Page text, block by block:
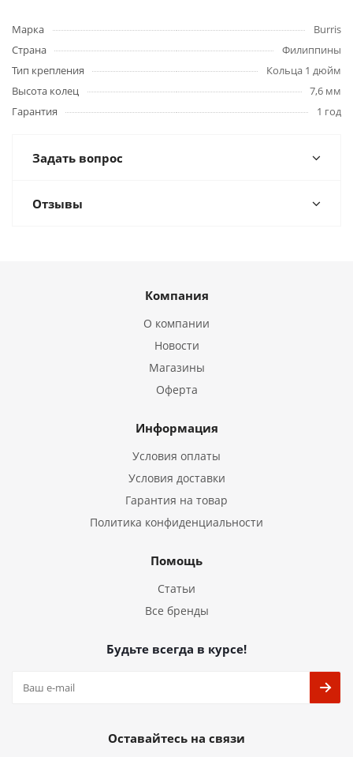
Марка
Burris
Страна
Филиппины
Тип крепления
Кольца 1 дюйм
Высота колец
7,6 мм
Гарантия
1 год
Задать вопрос
Отзывы
Компания
О компании
Новости
Магазины
Оферта
Информация
Условия оплаты
Условия доставки
Гарантия на товар
Политика конфиденциальности
Помощь
Статьи
Все бренды
Будьте всегда в курсе!
Оставайтесь на связи